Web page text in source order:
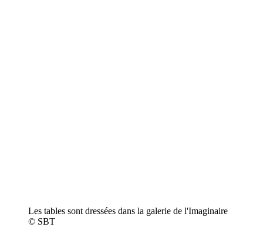
Les tables sont dressées dans la galerie de l'Imaginaire
© SBT